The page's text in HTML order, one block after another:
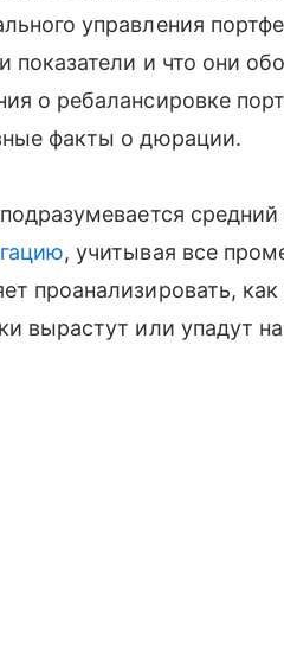
управления
показатели и что они
о ребалансировке
факты о дюрации.
, учитывая все
проанализировать, как
вырастут или упадут на